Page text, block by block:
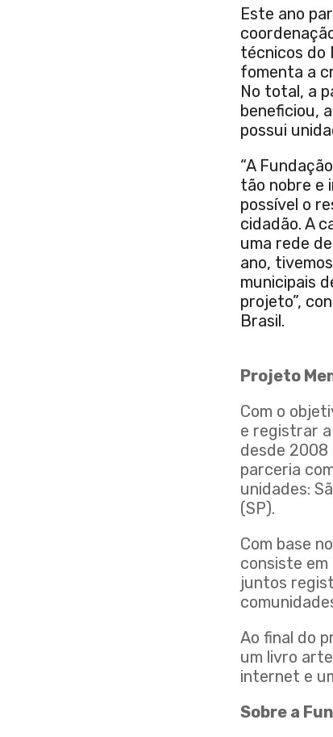
Este ano
técnicos do
fomenta a
No total, a
beneficiou,
possui
“A
tão nobre e
possível o
cidadão. A
uma rede
ano,
municipais
projeto”,
Brasil.
Projeto
Com o
e registrar
desde 2008
parceria
unidades:
(SP).
Com base
consiste
juntos
Ao final do
um livro
internet e
Sobre a